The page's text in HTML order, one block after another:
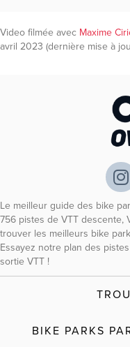
Video filmée avec Maxime
avril 2023 (dernière mise à
Le meilleur guide des bike
756 pistes de VTT descente,
trouver les meilleurs bike
Essayez notre plan des
sortie VTT !
BIKE PARKS